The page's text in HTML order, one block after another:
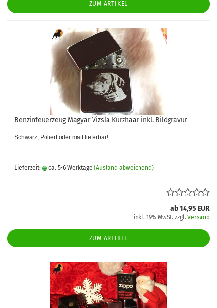
ZUM ARTIKEL
Benzinfeuerzeug Magyar Vizsla Kurzhaar inkl. Bildgravur
Schwarz, Poliert oder matt lieferbar!
Lieferzeit: ca. 5-6 Werktage (Ausland abweichend)
ab 14,95 EUR
inkl. 19% MwSt. zzgl. Versand
ZUM ARTIKEL